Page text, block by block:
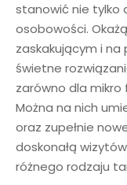
stanowić nie tylko
osobowości.
zaskakującym i na
świetne
zarówno dla mikro
Można na nich
oraz zupełnie
doskonałą
różnego rodzaju